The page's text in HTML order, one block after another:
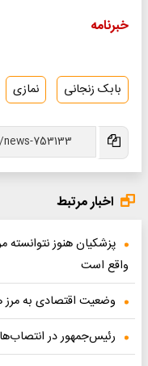
خبرنامه
بابک زنجانی نمازی
اخبار مرتبط
پزشکیان هنوز نتوانسته
واقع است
وضعیت اقتصادی به
رئیس‌جمهور در